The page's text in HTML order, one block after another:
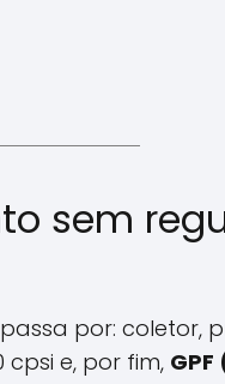
sem
passa por:
e, por fim,